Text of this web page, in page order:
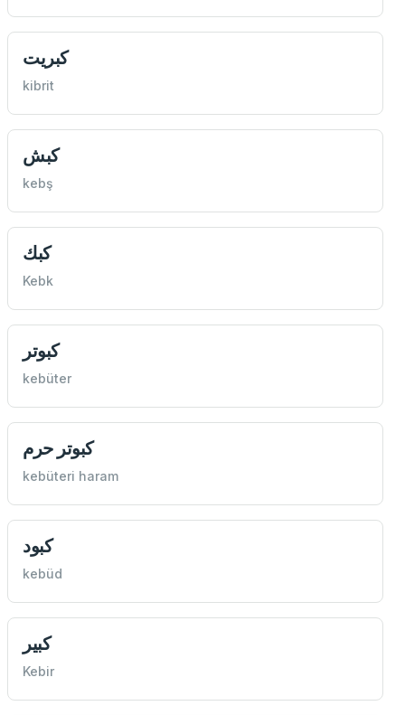
كبريت
kibrit
كبش
kebş
كبك
Kebk
كبوتر
kebüter
كبوتر حرم
kebüteri haram
كبود
kebüd
كبير
Kebir